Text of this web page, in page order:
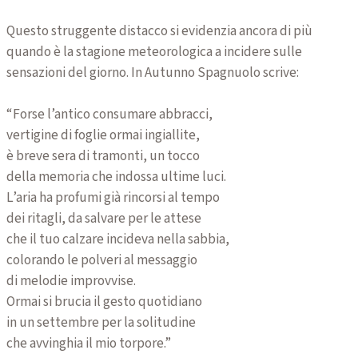
Questo struggente distacco si evidenzia ancora di più
quando è la stagione meteorologica a incidere sulle
sensazioni del giorno. In Autunno Spagnuolo scrive:
“Forse l’antico consumare abbracci,
vertigine di foglie ormai ingiallite,
è breve sera di tramonti, un tocco
della memoria che indossa ultime luci.
L’aria ha profumi già rincorsi al tempo
dei ritagli, da salvare per le attese
che il tuo calzare incideva nella sabbia,
colorando le polveri al messaggio
di melodie improvvise.
Ormai si brucia il gesto quotidiano
in un settembre per la solitudine
che avvinghia il mio torpore.”